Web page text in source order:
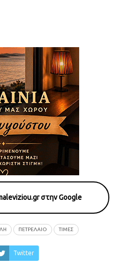
στην Google
ΠΕΤΡΕΛΑΙΟ ΤΙΜΕΣ
Twitter